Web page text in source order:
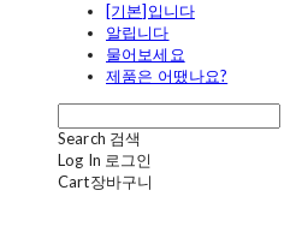
[기본]입니다
알립니다
물어보세요
제품은 어땠나요?
Search 검색
Log In 로그인
Cart장바구니